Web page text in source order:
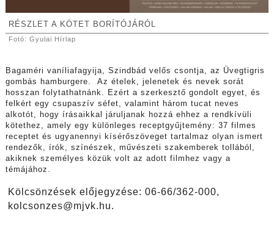
RÉSZLET A KÖTET BORÍTÓJÁRÓL
Fotó: Gyulai Hírlap
Bagaméri vaníliafagyija, Szindbád velős csontja, az Üvegtigris
gombás hamburgere. Az ételek, jelenetek és nevek sorát
hosszan folytathatnánk. Ezért a szerkesztő gondolt egyet, és
felkért egy csupaszív séfet, valamint három tucat neves
alkotót, hogy írásaikkal járuljanak hozzá ehhez a rendkívüli
kötethez, amely egy különleges receptgyűjtemény: 37 filmes
receptet és ugyanennyi kísérőszöveget tartalmaz olyan ismert
rendezők, írók, színészek, művészeti szakemberek tollából,
akiknek személyes közük volt az adott filmhez vagy a
témájához.
Kölcsönzések előjegyzése: 06-66/362-000,
kolcsonzes@mjvk.hu.